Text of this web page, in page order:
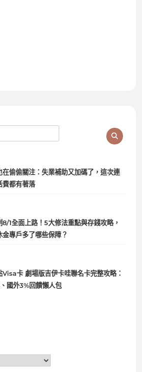
在偷偷關注：失業補助又加碼了，這次連
費都有著落
8/1全面上路！5大修法重點與存錢攻略，
金專戶多了哪些保障？
Visa卡 劇場版吉伊卡哇聯名卡完整攻略：
、國外3%回饋懶人包